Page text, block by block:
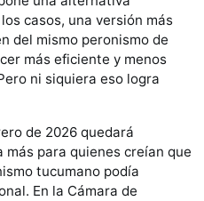
casos, una versión más
del mismo peronismo de
más eficiente y menos
ni siquiera eso logra
de 2026 quedará
para quienes creían que
tucumano podía
En la Cámara de